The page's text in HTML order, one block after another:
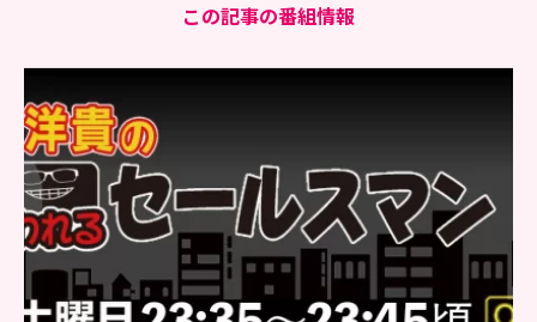
この記事の番組情報